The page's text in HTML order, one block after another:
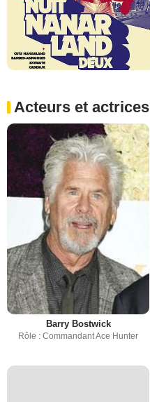
Acteurs et actrices
Barry Bostwick
Rôle : Commandant Ace Hunter